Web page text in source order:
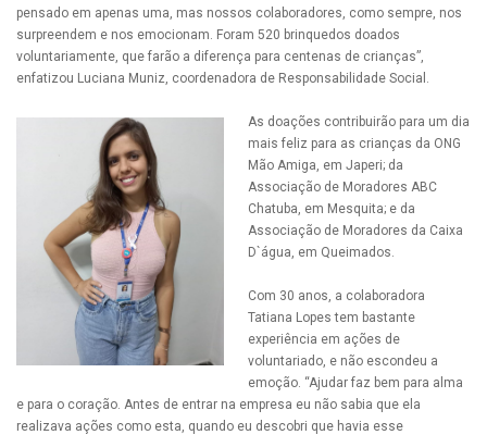
pensado em apenas uma, mas nossos colaboradores, como sempre, nos
surpreendem e nos emocionam. Foram 520 brinquedos doados
voluntariamente, que farão a diferença para centenas de crianças”,
enfatizou Luciana Muniz, coordenadora de Responsabilidade Social.
As doações contribuirão para um dia
mais feliz para as crianças da ONG
Mão Amiga, em Japeri; da
Associação de Moradores ABC
Chatuba, em Mesquita; e da
Associação de Moradores da Caixa
D`água, em Queimados.
Com 30 anos, a colaboradora
Tatiana Lopes tem bastante
experiência em ações de
voluntariado, e não escondeu a
emoção. “Ajudar faz bem para alma
e para o coração. Antes de entrar na empresa eu não sabia que ela
realizava ações como esta, quando eu descobri que havia esse